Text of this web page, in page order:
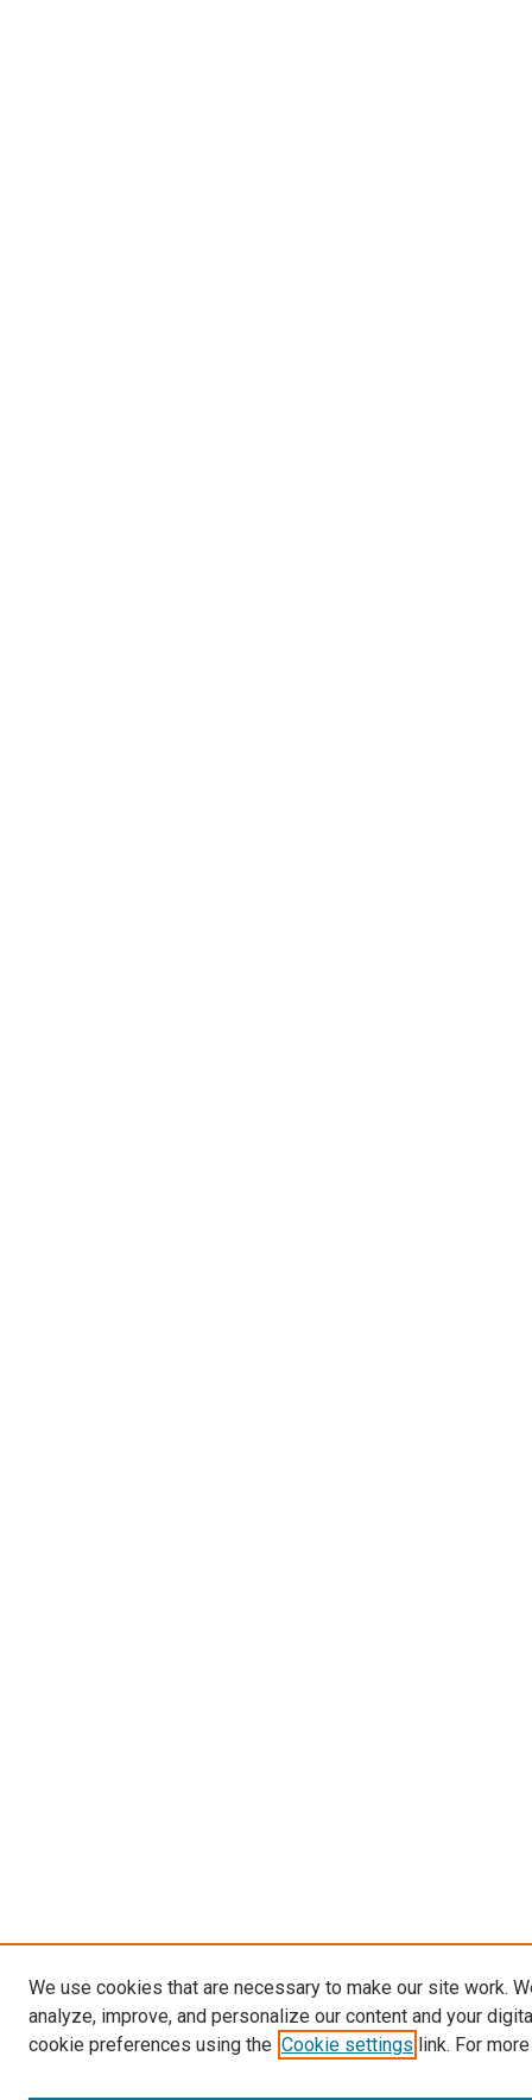
We use cookies that are necessary to make our site work.
analyze, improve, and personalize our content and your
cookie preferences using the Cookie settings link. For